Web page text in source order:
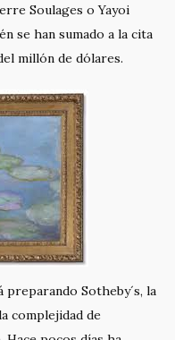
Soulages o Yayoi
se han sumado a la cita
millón de dólares.
preparando Sotheby´s, la
complejidad de